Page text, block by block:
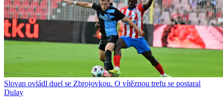
Slovan ovládl duel se Zbrojovkou. O vítěznou trefu se postaral
Dulay